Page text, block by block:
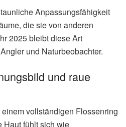
Anpassungsfähigkeit
die sie von anderen
2025 bleibt diese Art
und Naturbeobachter.
und raue
vollständigen Flossenring
Haut fühlt sich wie